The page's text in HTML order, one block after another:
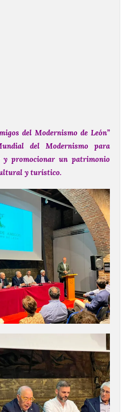
del Modernismo de León”
del Modernismo para
y promocionar un patrimonio
y turístico.